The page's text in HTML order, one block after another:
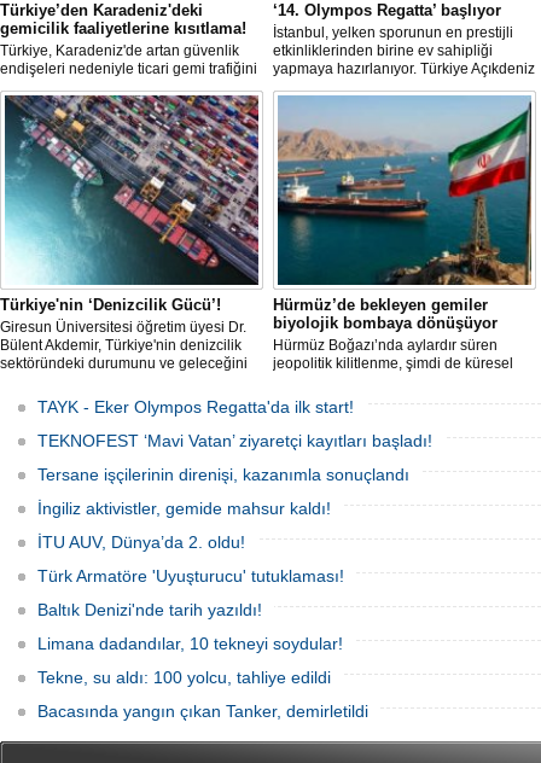
Türkiye’den Karadeniz'deki
gemicilik faaliyetlerine kısıtlama!
Türkiye, Karadeniz'de artan güvenlik
endişeleri nedeniyle ticari gemi trafiğini
kısıtlamaya başladı. Bu durum,
bölgedeki gıda güvenliğini tehdit ediyor.
‘14. Olympos Regatta’ başlıyor
İstanbul, yelken sporunun en prestijli
etkinliklerinden birine ev sahipliği
yapmaya hazırlanıyor. Türkiye Açıkdeniz
Yarış Kulübü (TAYK), Türkiye Yelken
birliğiyle hayata geçirilecek olan 14.
TAYK - Eker Olympos Regatta, 7
Ağustos'ta start alacak ve 16 Ağustos'a
kadar deniz tutkunlarını bir araya
getirecek.
Türkiye'nin ‘Denizcilik Gücü’!
Giresun Üniversitesi öğretim üyesi Dr.
Bülent Akdemir, Türkiye'nin denizcilik
sektöründeki durumunu ve geleceğini
Hürmüz’de bekleyen gemiler
biyolojik bombaya dönüşüyor
Hürmüz Boğazı’nda aylardır süren
jeopolitik kilitlenme, şimdi de küresel
aralamış olabilir. Sıcak sularda
hareketsiz bekleyen binden fazla gemi,
istilacı deniz canlıları için devasa bir
üreme merkezine dönüşmüş durumda.
TAYK - Eker Olympos Regatta'da ilk start!
TEKNOFEST ‘Mavi Vatan’ ziyaretçi kayıtları başladı!
Tersane işçilerinin direnişi, kazanımla sonuçlandı
İngiliz aktivistler, gemide mahsur kaldı!
İTU AUV, Dünya’da 2. oldu!
Türk Armatöre 'Uyuşturucu' tutuklaması!
Baltık Denizi'nde tarih yazıldı!
Limana dadandılar, 10 tekneyi soydular!
Tekne, su aldı: 100 yolcu, tahliye edildi
Bacasında yangın çıkan Tanker, demirletildi